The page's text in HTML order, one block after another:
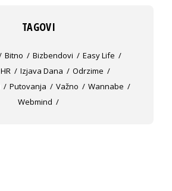
TAGOVI
Bitno Bizbendovi
Easy Life
HR Izjava Dana
Odrzime
Putovanja Važno
Wannabe
Webmind